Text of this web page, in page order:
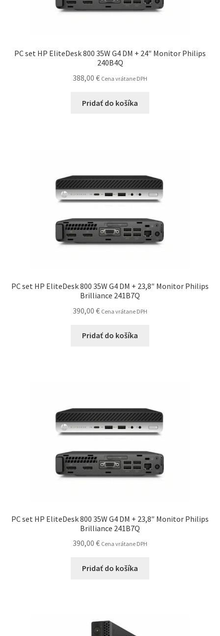
PC set HP EliteDesk 800 35W G4 DM + 24″ Monitor Philips
240B4Q
388,00 € Cena vrátane DPH
Pridať do košíka
PC set HP EliteDesk 800 35W G4 DM + 23,8″ Monitor Philips
Brilliance 241B7Q
390,00 € Cena vrátane DPH
Pridať do košíka
PC set HP EliteDesk 800 35W G4 DM + 23,8″ Monitor Philips
Brilliance 241B7Q
390,00 € Cena vrátane DPH
Pridať do košíka